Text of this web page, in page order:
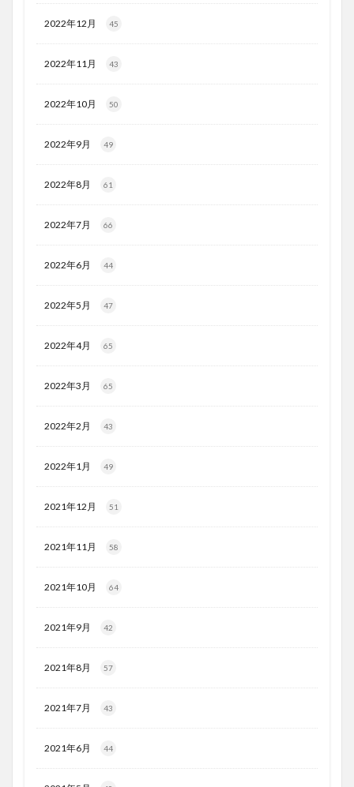
2022年12月 45
2022年11月 43
2022年10月 50
2022年9月 49
2022年8月 61
2022年7月 66
2022年6月 44
2022年5月 47
2022年4月 65
2022年3月 65
2022年2月 43
2022年1月 49
2021年12月 51
2021年11月 58
2021年10月 64
2021年9月 42
2021年8月 57
2021年7月 43
2021年6月 44